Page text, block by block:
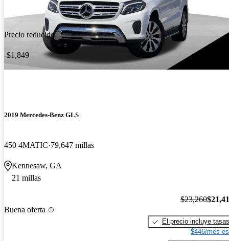
Precio reducido
-$1,849
2019 Mercedes-Benz GLS
450 4MATIC 79,647 millas
Kennesaw, GA
21 millas
Buena oferta
$23,260
El precio incluye tasas
$446/mes